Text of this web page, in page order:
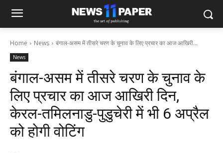
Home News बंगाल-असम में तीसरे चरण के चुनाव के लिए प्रचार का आज आखिरी...
News
बंगाल-असम में तीसरे चरण के चुनाव के
लिए प्रचार का आज आखिरी दिन,
केरल-तमिलनाडु-पुडुचेरी में भी 6 अप्रैल
को होगी वोटिंग